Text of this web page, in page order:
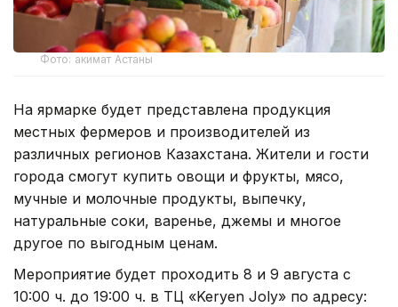
Фото: акимат Астаны
На ярмарке будет представлена продукция
местных фермеров и производителей из
различных регионов Казахстана. Жители и гости
города смогут купить овощи и фрукты, мясо,
мучные и молочные продукты, выпечку,
натуральные соки, варенье, джемы и многое
другое по выгодным ценам.
Мероприятие будет проходить 8 и 9 августа с
10:00 ч. до 19:00 ч. в ТЦ «Keryen Joly» по адресу: